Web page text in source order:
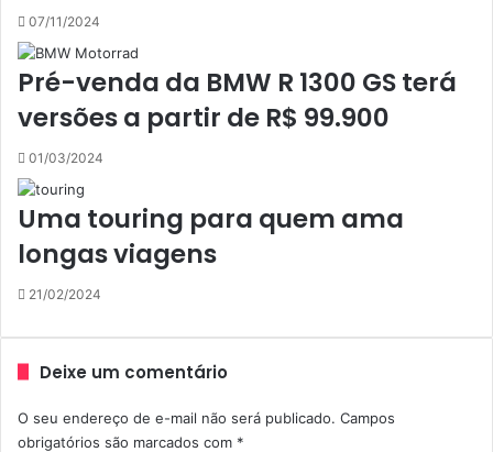
07/11/2024
Pré-venda da BMW R 1300 GS terá
versões a partir de R$ 99.900
01/03/2024
Uma touring para quem ama
longas viagens
21/02/2024
Deixe um comentário
O seu endereço de e-mail não será publicado. Campos
obrigatórios são marcados com *